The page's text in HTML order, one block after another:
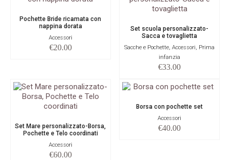
Pochette Bride ricamata con
nappina dorata
Accessori
€20.00
Set scuola personalizzato-
Sacca e tovaglietta
Sacche e Pochette, Accessori, Prima
infanzia
€33.00
Set Mare personalizzato-Borsa,
Pochette e Telo coordinati
Accessori
€60.00
Borsa con pochette set
Accessori
€40.00